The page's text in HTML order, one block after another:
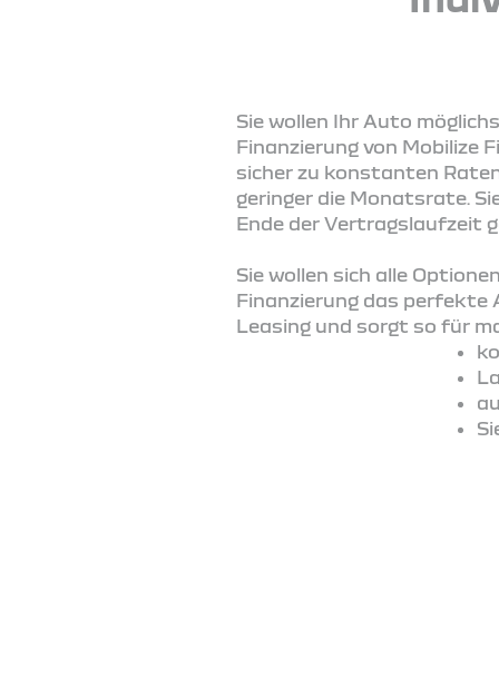
Sie wollen Ihr Auto
Finanzierung von Mobilize
sicher zu konstanten
geringer die Monatsrate.
Ende der Vertragslaufzeit
Sie wollen sich alle
Finanzierung das perfekte
Leasing und sorgt so für